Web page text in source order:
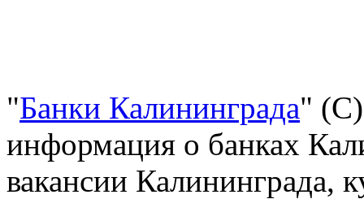
"Банки Калининграда"
информация о банках
вакансии Калининграда,